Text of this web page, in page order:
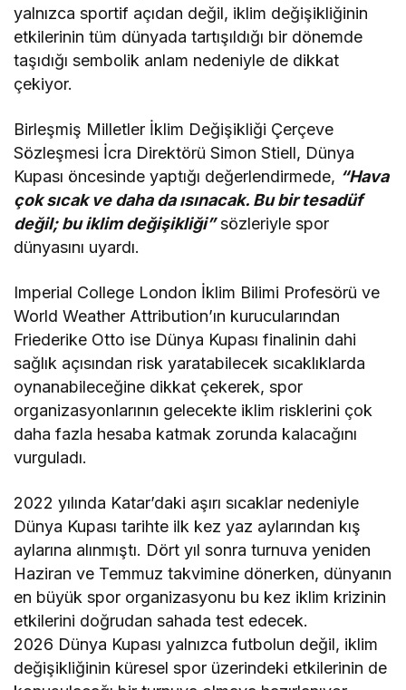
yalnızca sportif açıdan değil, iklim değişikliğinin
etkilerinin tüm dünyada tartışıldığı bir dönemde
taşıdığı sembolik anlam nedeniyle de dikkat
çekiyor.
Birleşmiş Milletler İklim Değişikliği Çerçeve
Sözleşmesi İcra Direktörü Simon Stiell, Dünya
Kupası öncesinde yaptığı değerlendirmede, “Hava
çok sıcak ve daha da ısınacak. Bu bir tesadüf
değil; bu iklim değişikliği”sözleriyle spor
dünyasını uyardı.
Imperial College London İklim Bilimi Profesörü ve
World Weather Attribution’ın kurucularından
Friederike Otto ise Dünya Kupası finalinin dahi
sağlık açısından risk yaratabilecek sıcaklıklarda
oynanabileceğine dikkat çekerek, spor
organizasyonlarının gelecekte iklim risklerini çok
daha fazla hesaba katmak zorunda kalacağını
vurguladı.
2022 yılında Katar’daki aşırı sıcaklar nedeniyle
Dünya Kupası tarihte ilk kez yaz aylarından kış
aylarına alınmıştı. Dört yıl sonra turnuva yeniden
Haziran ve Temmuz takvimine dönerken, dünyanın
en büyük spor organizasyonu bu kez iklim krizinin
etkilerini doğrudan sahada test edecek.
2026 Dünya Kupası yalnızca futbolun değil, iklim
değişikliğinin küresel spor üzerindeki etkilerinin de